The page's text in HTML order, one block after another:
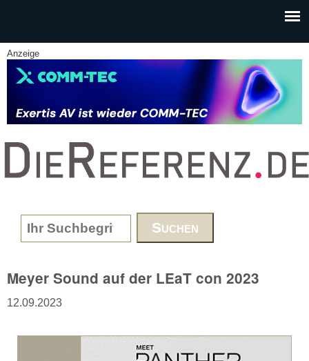
Anzeige
www.DieReferenz.de
Search form
Meyer Sound auf der LEaT con 2023
12.09.2023